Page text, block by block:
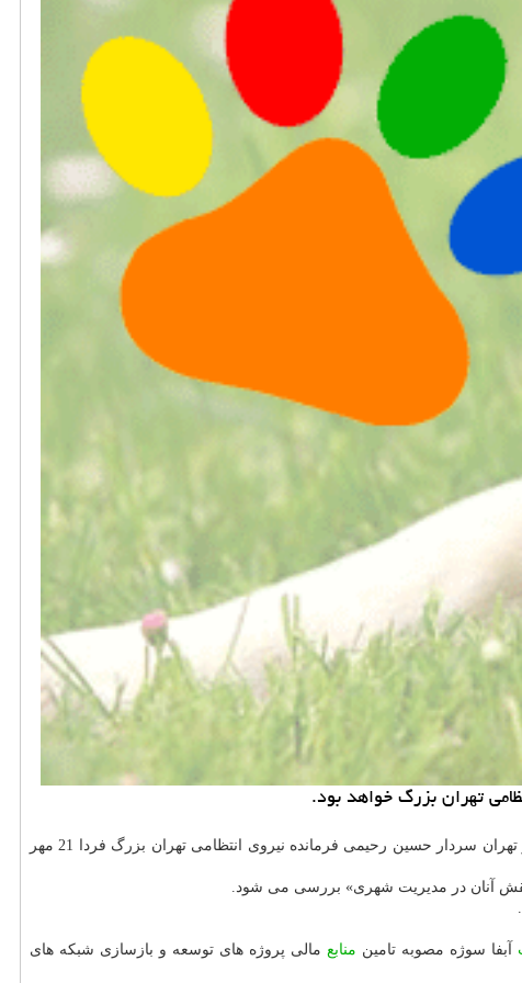
تهران بزرگ خواهد بود.
به منظور گرامیداشت هفته نیروی انتظامی و ارائه گزارش از موضوعات در رابطه با شهر تهران سردار حسین رحیمی فرمانده نیروی انتظامی تهران بزرگ فردا 21 مهر
نقش آنان در مدیریت شهری» بررسی می شود.
آبفا سوژه مصوبه تامین منابع مالی پروژه های توسعه و بازسازی شبكه های